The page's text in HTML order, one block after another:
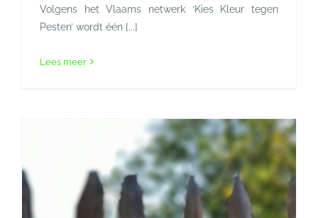
Volgens het Vlaams netwerk ‘Kies Kleur tegen
Pesten’ wordt één [...]
Lees meer